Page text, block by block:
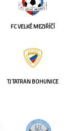
FC VELKÉ MEZIŘÍČÍ
TJ TATRAN BOHUNICE